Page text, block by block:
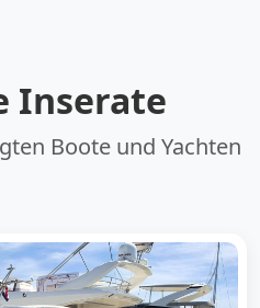
Inserate
Boote und Yachten